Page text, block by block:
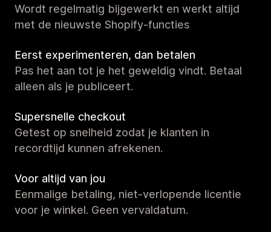
Wordt regelmatig bijgewerkt en werkt altijd
met de nieuwste Shopify-functies
Eerst experimenteren, dan betalen
Pas het aan tot je het geweldig vindt. Betaal
alleen als je publiceert.
Supersnelle checkout
Getest op snelheid zodat je klanten in
recordtijd kunnen afrekenen.
Voor altijd van jou
Eenmalige betaling, niet-verlopende licentie
voor je winkel. Geen vervaldatum.